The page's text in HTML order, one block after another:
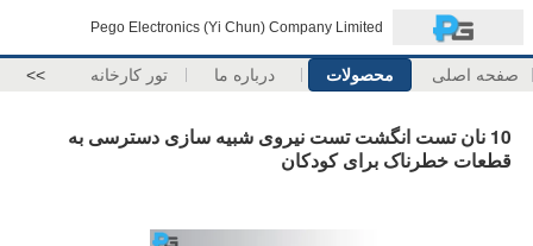
Pego Electronics (Yi Chun) Company Limited
صفحه اصلی محصولات درباره ما تور کارخانه >>
10 نان تست انگشت تست نیروی شبیه سازی دسترسی به
قطعات خطرناک برای کودکان